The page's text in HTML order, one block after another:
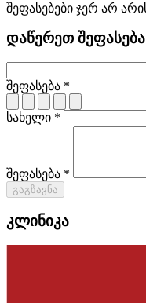
შეფასებები ჯერ არ
დაწერეთ შეფასება
შეფასება *
სახელი *
შეფასება *
გაგზავნა
კლინიკა